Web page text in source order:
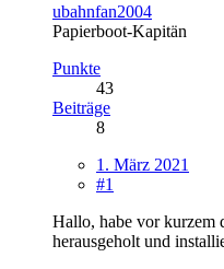
ubahnfan2004
Papierboot-Kapitän
Punkte
43
Beiträge
8
1. März 2021
#1
Hallo, habe vor kurzem
herausgeholt und